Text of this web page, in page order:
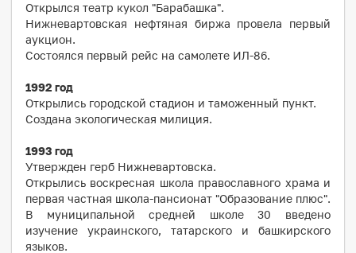
Открылся театр кукол "Барабашка".
Нижневартовская нефтяная биржа провела первый
аукцион.
Состоялся первый рейс на самолете ИЛ-86.
1992 год
Открылись городской стадион и таможенный пункт.
Создана экологическая милиция.
1993 год
Утвержден герб Нижневартовска.
Открылись воскресная школа православного храма и
первая частная школа-пансионат "Образование плюс".
В муниципальной средней школе 30 введено
изучение украинского, татарского и башкирского
языков.